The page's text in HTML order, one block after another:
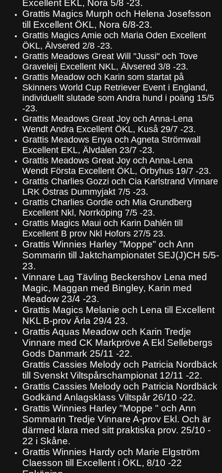
Excellent EKL, Nora 5/8 -23.
Grattis Magics Murph och Helena Josefsson
till Excellent ÖKL, Nora 6/8-23.
Grattis Magics Amie och Maria Oden Excellent
ÖKL, Älvsered 2/8 -23.
Grattis Meadows Great Will "Jussi" och Tove
Graveleij Excellent NKL, Älvsered 3/8 -23.
Grattis Meadow och Karin som startat på
Skinners World Cup Retriever Event i England,
individuellt slutade som Andra hund i poäng 15/5
-23.
Grattis Meadows Great Joy och Anna-Lena
Wendt Andra Excellent ÖKL, Kuså 29/7 -23.
Grattis Meadows Enya och Agneta Strömwall
Excellent EKL, Älvdalen 23/7 -23.
Grattis Meadows Great Joy och Anna-Lena
Wendt Första Excellent ÖKL, Örbyhus 19/7 -23.
Grattis Charlies Gozzi och Cia Karlstrand Vinnare
LRK Östras Dummyjakt 7/5 -23.
Grattis Charlies Gordie och Mia Grundberg
Excellent Nkl, Norrköping 7/5 -23.
Grattis Magics Maui och Karin Dahlén till
Excellent B prov Nkl Hofors 27/5 23.
Grattis Winnies Harley "Moppe" och Ann
Sommarin till Jaktchampionatet SEJ(J)CH 5/5-
23.
Vinnare Lag Tävling Beckershov Lena med
Magic, Maggan med Bingley, Karin med
Meadow 23/4 -23.
Grattis Magics Melanie och Lena till Excellent
NKL B-prov Ärla 29/4 23.
Grattis Aquas Meadow och Karin Tredje
Vinnare med CK Markpröve A Ekl Sellebergs
Gods Danmark 25/11 -22.
Grattis Cassies Melody och Patricia Nordbäck
till Svenskt Viltspårschampionat 12/11 -22.
Grattis Cassies Melody och Patricia Nordbäck
Godkänd Anlagsklass Viltspår 26/10 -22.
Grattis Winnies Harley "Moppe " och Ann
Sommarin Tredje Vinnare A-prov Ekl. Och är
därmed klara med sitt praktiska prov. 25/10 -
22 i Skåne.
Grattis Winnies Hardy och Marie Elgström
Claesson till Excellent i ÖKL, 8/10 -22